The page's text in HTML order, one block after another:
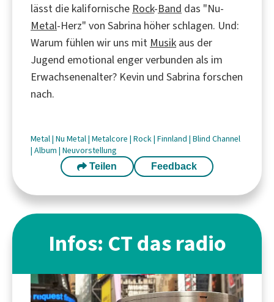
lässt die kalifornische Rock-Band das "Nu-
Metal-Herz" von Sabrina höher schlagen. Und:
Warum fühlen wir uns mit Musik aus der
Jugend emotional enger verbunden als im
Erwachsenenalter? Kevin und Sabrina forschen
nach.
Metal| Nu Metal| Metalcore | Rock| Finnland | Blind Channel
| Album | Neuvorstellung
Teilen Feedback
Infos: CT das radio